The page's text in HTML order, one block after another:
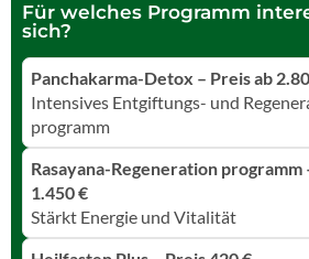
Für welches Programm
sich?
Panchakarma-Detox – Preis ab
Intensives Entgiftungs- und
programm
Rasayana-Regeneration programm
1.450 €
Stärkt Energie und Vitalität